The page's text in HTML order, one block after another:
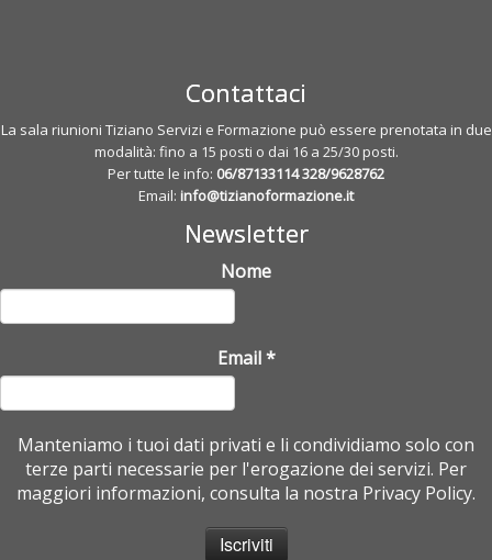
Contattaci
La sala riunioni Tiziano Servizi e Formazione può essere prenotata in due
modalità: fino a 15 posti o dai 16 a 25/30 posti.
Per tutte le info: 06/87133114328/9628762
Email: info@tizianoformazione.it
Newsletter
Nome
Email*
Manteniamo i tuoi dati privati e li condividiamo solo con
terze parti necessarie per l'erogazione dei servizi. Per
maggiori informazioni, consulta la nostra Privacy Policy.